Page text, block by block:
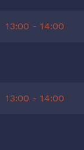
13:00 - 14:00
13:00 - 14:00